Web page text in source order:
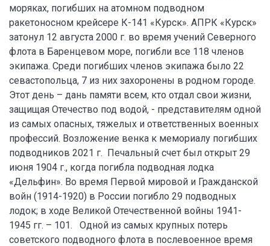
моряках, погибших на атомном подводном
ракетоносном крейсере К-141 «Курск». АПРК «Курск»
затонул 12 августа 2000 г. во время учений Северного
флота в Баренцевом море, погибли все 118 членов
экипажа. Среди погибших членов экипажа было 22
севастопольца, 7 из них захоронены в родном городе.
Этот день – дань памяти всем, кто отдал свои жизни,
защищая Отечество под водой, - представителям одной
из самых опасных, тяжелых и ответственных военных
профессий. Возложение венка к мемориалу погибших
подводников 2021 г. Печальный счет был открыт 29
июня 1904 г., когда погибла подводная лодка
«Дельфин». Во время Первой мировой и Гражданской
войн (1914-1920) в России погибло 29 подводных
лодок; в ходе Великой Отечественной войны 1941-
1945 гг. – 101. Одной из самых крупных потерь
советского подводного флота в послевоенное время